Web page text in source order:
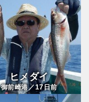
ヒメダイ
御前崎港／17日前